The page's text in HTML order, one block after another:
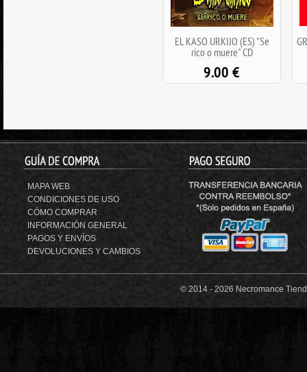
EL KASO URKIJO (ES) "Se
rico o muere" CD
9.00 €
MAPA WEB
CONDICIONES DE USO
CÓMO COMPRAR
INFORMACIÓN GENERAL
PAGOS Y ENVÍOS
DEVOLUCIONES Y CAMBIOS
© 2014 - 2026 Necromance